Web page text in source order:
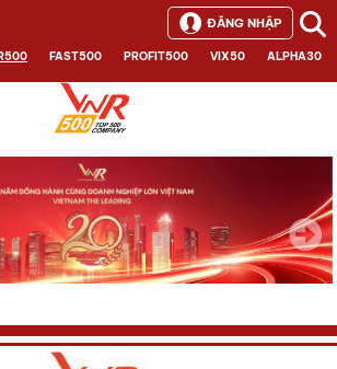
FAST500 PROFIT500 VIX50 ALPHA30
ĐĂNG NHẬP
Next